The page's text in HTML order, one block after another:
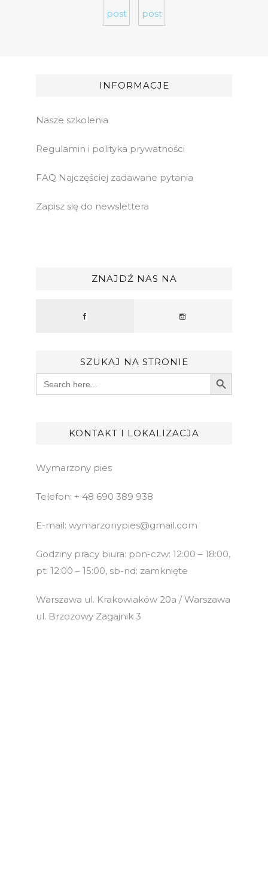
post
post
INFORMACJE
Nasze szkolenia
Regulamin i polityka prywatności
FAQ Najczęściej zadawane pytania
Zapisz się do newslettera
ZNAJDŹ NAS NA
SZUKAJ NA STRONIE
Search
for:
Search Button
KONTAKT I LOKALIZACJA
Wymarzony pies
Telefon: + 48 690 389 938
E-mail: wymarzonypies@gmail.com
Godziny pracy biura: pon-czw: 12:00 – 18:00,
pt: 12:00 – 15:00, sb-nd: zamknięte
Warszawa ul. Krakowiaków 20a / Warszawa
ul. Brzozowy Zagajnik 3